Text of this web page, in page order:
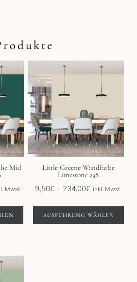
Mid
Mwst.
Little Greene Wandfarbe
Limestone 238
9,50€ – 234,00€ Preisspanne:
bis
234,00€
inkl. Mwst.
AUSFÜHRUNG WÄHLEN
Produkt
mehrere
auf.
Optionen
können
auf
der
Produktseite
gewählt